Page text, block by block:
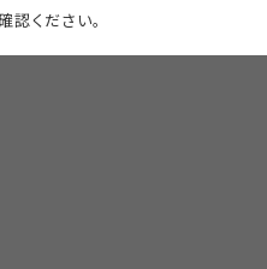
認ください。